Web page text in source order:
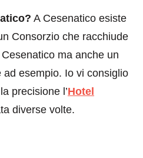
A Cesenatico esiste
Consorzio che racchiude
ma anche un
ad esempio. Io vi consiglio
precisione l’Hotel
diverse volte.